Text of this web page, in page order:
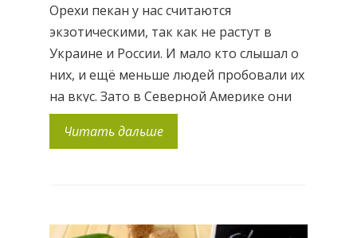
Орехи пекан у нас считаются
экзотическими, так как не растут в
Украине и России. И мало кто слышал о
них, и ещё меньше людей пробовали их
на вкус. Зато в Северной Америке они
считаются почти неотъемлемой частью
питания, и в каждой семье обязательно
Читать дальше